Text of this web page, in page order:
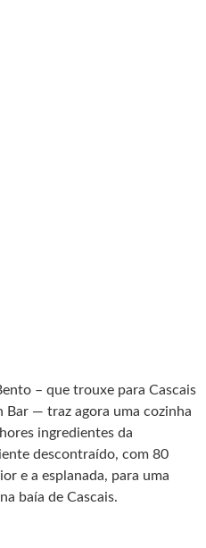
– que trouxe para Cascais
Bar — traz agora uma cozinha
ingredientes da
descontraído, com 80
e a esplanada, para uma
baía de Cascais.